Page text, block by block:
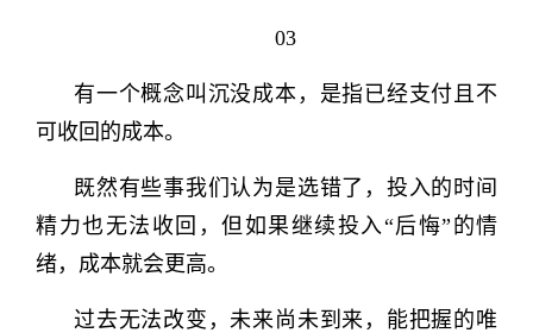
03
有一个概念叫沉没成本，是指已经支付且不
可收回的成本。
既然有些事我们认为是选错了，投入的时间
精力也无法收回，但如果继续投入“后悔”的情
绪，成本就会更高。
过去无法改变，未来尚未到来，能把握的唯